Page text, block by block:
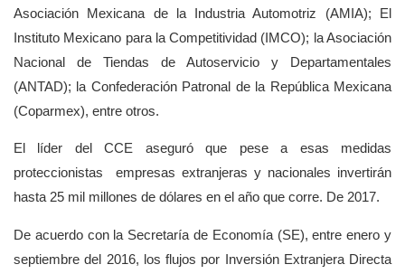
Asociación Mexicana de la Industria Automotriz (AMIA); El
Instituto Mexicano para la Competitividad (IMCO); la Asociación
Nacional de Tiendas de Autoservicio y Departamentales
(ANTAD); la Confederación Patronal de la República Mexicana
(Coparmex), entre otros.
El líder del CCE aseguró que pese a esas medidas
proteccionistas empresas extranjeras y nacionales invertirán
hasta 25 mil millones de dólares en el año que corre. De 2017.
De acuerdo con la Secretaría de Economía (SE), entre enero y
septiembre del 2016, los flujos por Inversión Extranjera Directa